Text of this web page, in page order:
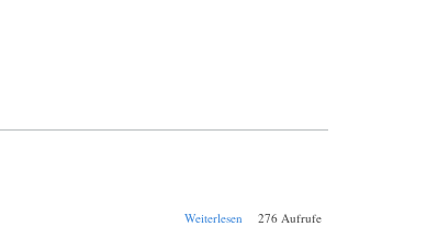
Weiterlesen über Jahresbericht
276 Aufrufe